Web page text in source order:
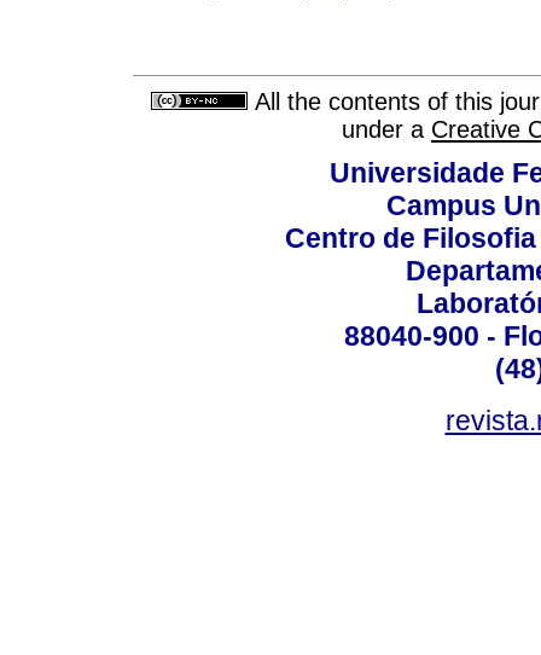
All the contents of this
under a Creative
Universidade
Campus
Centro de
88040-900 -